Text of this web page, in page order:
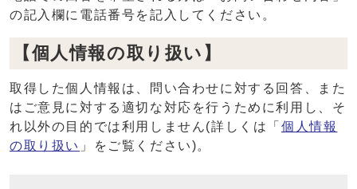
の記入欄に電話番号を記入してください。
【個人情報の取り扱い】
取得した個人情報は、問い合わせに対する回答、また
はご意見に対する適切な対応を行うために利用し、そ
れ以外の目的では利用しません(詳しくは「 個人情報
の取り扱い 」をご覧ください)。